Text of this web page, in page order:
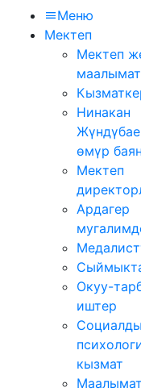
Меню
Мектеп
Мектеп
маалымат
Нинакан
өмүр
Мектеп
Ардагер
Окуу-
иштер
кызмат